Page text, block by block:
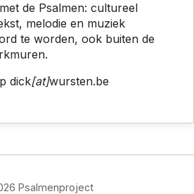
de Psalmen: cultureel
melodie en muziek
te worden, ook buiten de
dick[at]wursten.be
Psalmenproject